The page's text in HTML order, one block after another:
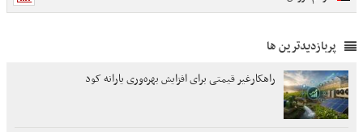
پربازدیدترین ها
راهکارغیر قیمتی برای افزایش بهره‌وری یارانه کود